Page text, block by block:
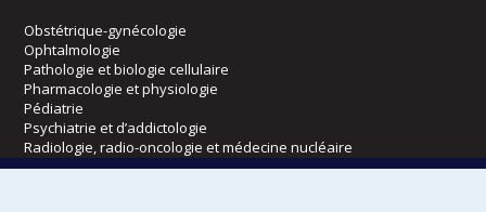
Obstétrique-gynécologie
Ophtalmologie
Pathologie et biologie cellulaire
Pharmacologie et physiologie
Pédiatrie
Psychiatrie et d’addictologie
Radiologie, radio-oncologie et médecine nucléaire